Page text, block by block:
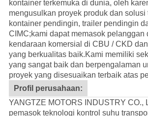
kontainer terkemuka di dunia, oleh
mengusulkan proyek produk dan solusi
kontainer pendingin, trailer pendingin
CIMC;kami dapat memasok pelanggan
kendaraan komersial di CBU / CKD
yang berkualitas baik.Kami memiliki
yang sangat baik dan berpengalaman
proyek yang disesuaikan terbaik atas
Profil perusahaan:
YANGTZE MOTORS INDUSTRY CO.,
pemasok teknologi kontrol suhu